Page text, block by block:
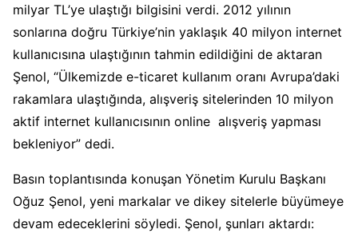
milyar TL’ye ulaştığı bilgisini verdi. 2012 yılının
sonlarına doğru Türkiye’nin yaklaşık 40 milyon internet
kullanıcısına ulaştığının tahmin edildiğini de aktaran
Şenol, “Ülkemizde e-ticaret kullanım oranı Avrupa’daki
rakamlara ulaştığında, alışveriş sitelerinden 10 milyon
aktif internet kullanıcısının online alışveriş yapması
bekleniyor” dedi.
Basın toplantısında konuşan Yönetim Kurulu Başkanı
Oğuz Şenol, yeni markalar ve dikey sitelerle büyümeye
devam edeceklerini söyledi. Şenol, şunları aktardı: